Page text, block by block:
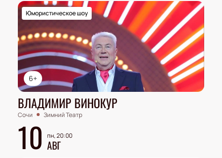
6+
Юмористическое шоу
ВЛАДИМИР ВИНОКУР
Сочи Зимний Театр
10 пн, 20:00
АВГ